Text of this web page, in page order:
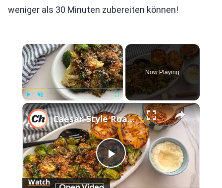
weniger als 30 Minuten zubereiten können!
×
Play Unmute Fullscreen
Now Playing
×
Play
Caesar-Style Roasted Broccoli Recipe
Watch